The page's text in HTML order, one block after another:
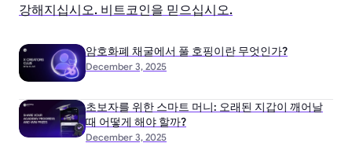
강해지십시오. 비트코인을 믿으십시오.
December 3, 2025
암호화폐 채굴에서 풀 호핑이란 무엇인가?
December 3, 2025
초보자를 위한 스마트 머니: 오래된 지갑이 깨어날
때 어떻게 해야 할까?